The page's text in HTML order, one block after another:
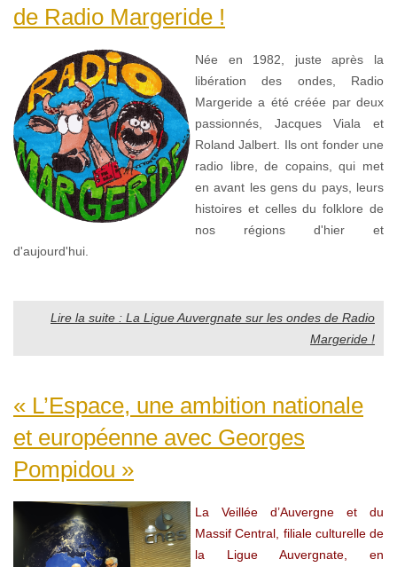
de Radio Margeride !
Née en 1982, juste après la
libération des ondes, Radio
Margeride a été créée par deux
passionnés, Jacques Viala et
Roland Jalbert. Ils ont fonder une
radio libre, de copains, qui met
en avant les gens du pays, leurs
histoires et celles du folklore de
nos régions d'hier et
d'aujourd'hui.
Lire la suite : La Ligue Auvergnate sur les ondes de Radio
Margeride !
« L’Espace, une ambition nationale
et européenne avec Georges
Pompidou »
La Veillée d’Auvergne et du
Massif Central, filiale culturelle de
la Ligue Auvergnate, en